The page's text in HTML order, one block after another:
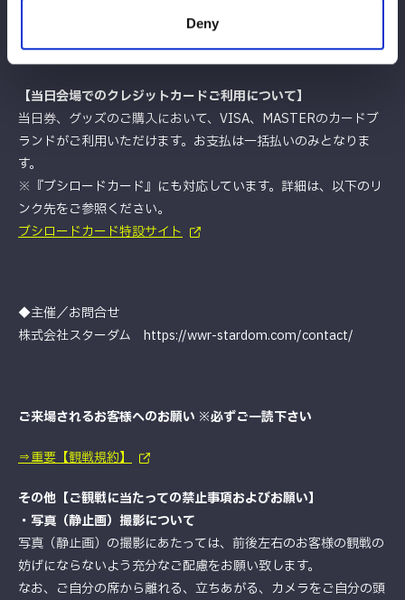
Deny
【当日会場でのクレジットカードご利用について】
当日券、グッズのご購入において、VISA、MASTERのカードブ
ランドがご利用いただけます。お支払は一括払いのみとなりま
す。
※『ブシロードカード』にも対応しています。詳細は、以下のリ
ンク先をご参照ください。
ブシロードカード特設サイト
◆主催／お問合せ
株式会社スターダム https://wwr-stardom.com/contact/
ご来場されるお客様へのお願い ※必ずご一読下さい
⇒重要【観戦規約】
その他【ご観戦に当たっての禁止事項およびお願い】
・写真（静止画）撮影について
写真（静止画）の撮影にあたっては、前後左右のお客様の観戦の
妨げにならないよう充分なご配慮をお願い致します。
なお、ご自分の席から離れる、立ちあがる、カメラをご自分の頭